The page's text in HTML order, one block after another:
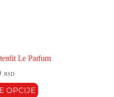
Le Parfum
RSD
OPCIJE